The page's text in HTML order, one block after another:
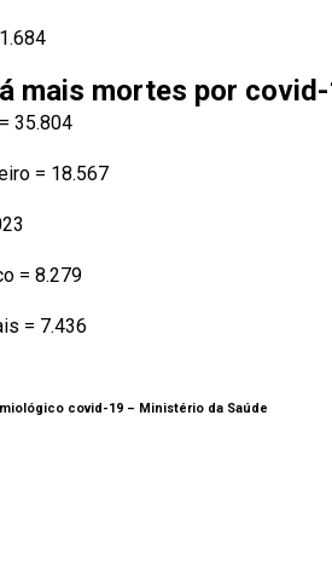
mais mortes por covid-
35.804
= 18.567
= 8.279
= 7.436
covid-19 – Ministério da Saúde